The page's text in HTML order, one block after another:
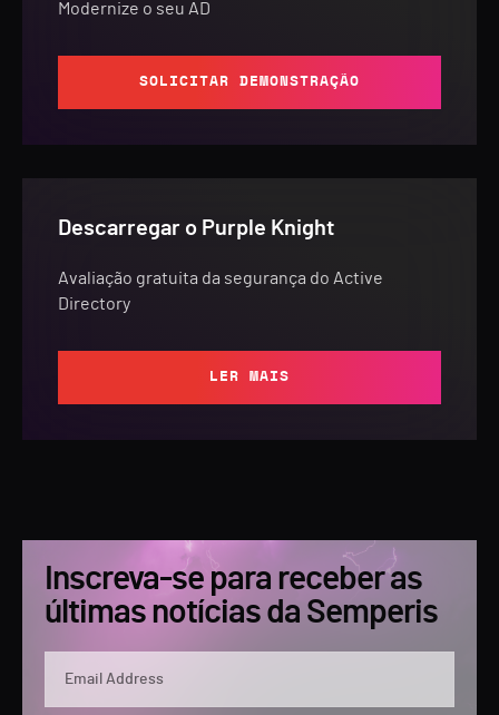
Modernize o seu AD
SOLICITAR DEMONSTRAÇÃO
Descarregar o Purple Knight
Avaliação gratuita da segurança do Active
Directory
LER MAIS
Inscreva-se para receber as
últimas notícias da Semperis